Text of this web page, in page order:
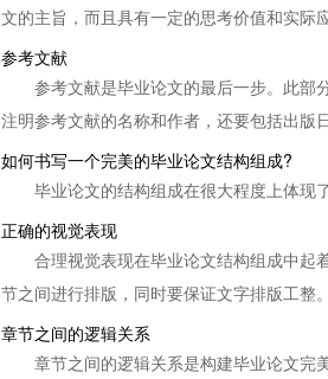
文的主旨，而且具有一定的思考价值和实际
参考文献
参考文献是毕业论文的最后一步。此部
注明参考文献的名称和作者，还要包括出版
如何书写一个完美的毕业论文结构组成?
毕业论文的结构组成在很大程度上体现
正确的视觉表现
合理视觉表现在毕业论文结构组成中起
节之间进行排版，同时要保证文字排版工整。
章节之间的逻辑关系
章节之间的逻辑关系是构建毕业论文完